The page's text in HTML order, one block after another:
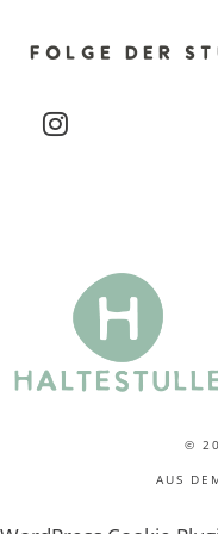
u
g
a
i
FOLGE DER
instagram
©
AUS